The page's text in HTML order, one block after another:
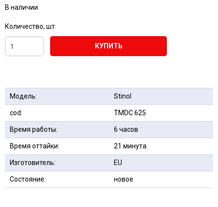
В наличии
Количество, шт.
КУПИТЬ
Модель: Stinol
cod: TMDС 625
Время работы: 6 часов
Время оттайки: 21 минута
Изготовитель: EU
Состояние: новое